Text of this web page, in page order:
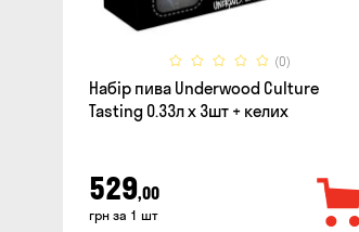
(0)
Набір пива Underwood Culture
Tasting 0.33л x 3шт + келих
529,00
грн за 1 шт